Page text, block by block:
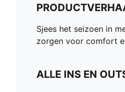
Sjees het seizoen in
zorgen voor comfort
ALLE INS EN